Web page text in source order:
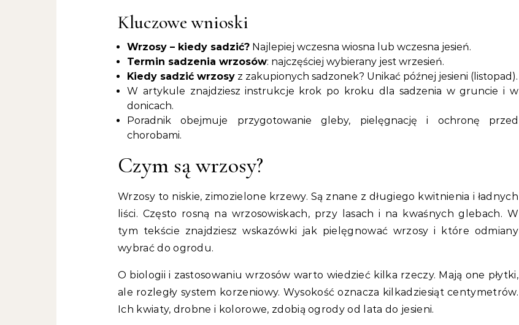
Kluczowe wnioski
Wrzosy – kiedy sadzić? Najlepiej wczesna wiosna lub wczesna jesień.
Termin sadzenia wrzosów: najczęściej wybierany jest wrzesień.
Kiedy sadzić wrzosy z zakupionych sadzonek? Unikać późnej jesieni (listopad).
W artykule znajdziesz instrukcje krok po kroku dla sadzenia w gruncie i w
donicach.
Poradnik obejmuje przygotowanie gleby, pielęgnację i ochronę przed
chorobami.
Czym są wrzosy?
Wrzosy to niskie, zimozielone krzewy. Są znane z długiego kwitnienia i ładnych
liści. Często rosną na wrzosowiskach, przy lasach i na kwaśnych glebach. W
tym tekście znajdziesz wskazówki jak pielęgnować wrzosy i które odmiany
wybrać do ogrodu.
O biologii i zastosowaniu wrzosów warto wiedzieć kilka rzeczy. Mają one płytki,
ale rozległy system korzeniowy. Wysokość oznacza kilkadziesiąt centymetrów.
Ich kwiaty, drobne i kolorowe, zdobią ogrody od lata do jesieni.